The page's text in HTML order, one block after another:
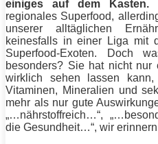
einiges auf dem Kasten.
regionales Superfood,
unserer alltäglichen
keinesfalls in einer Liga mit
Superfood-Exoten. Doch
besonders? Sie hat nicht nur
wirklich sehen lassen
Vitaminen, Mineralien und
mehr als nur gute
„…nährstoffreich…“,
die Gesundheit…“, wir